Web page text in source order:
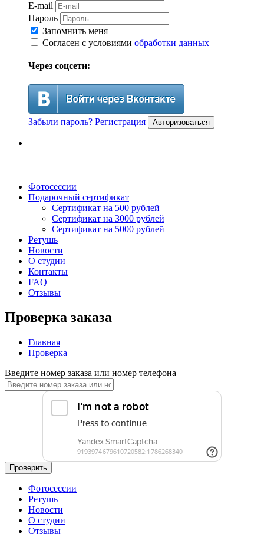
E-mail
Пароль
Запомнить меня
Согласен с условиями обработки данных
Через соцсети:
Забыли пароль? Регистрация Авторизоваться
Фотосессии
Подарочный сертификат
Сертификат на 500 рублей
Сертификат на 3000 рублей
Сертификат на 5000 рублей
Ретушь
Новости
О студии
Контакты
FAQ
Отзывы
Проверка заказа
Главная
Проверка
Введите номер заказа или номер телефона
Проверить
Фотосессии
Ретушь
Новости
О студии
Отзывы